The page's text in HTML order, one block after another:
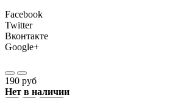
Facebook
Twitter
Вконтакте
Google+
190 руб
Нет в наличии